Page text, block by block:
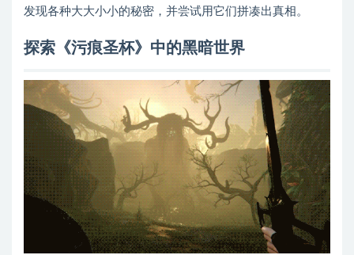
发现各种大大小小的秘密，并尝试用它们拼凑出真相。
探索《污痕圣杯》中的黑暗世界